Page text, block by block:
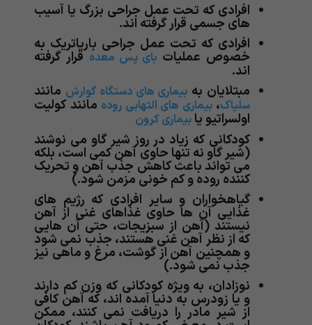
افرادی که تحت عمل جراحی بزرگ یا آسیب
های جسمی قرار گرفته اند.
افرادی که تحت عمل جراحی باریاتریک به
خصوص عملیات بای پس معده قرار گرفته
اند.
مبتلایان به بیماری های دستگاه گوارش مانند
سلیاک،بیماری های التهابی روده مانند کولیت
اولسراتیو یا بیماری کرون
کودکانی که زیاد در روز شیر گاو می نوشند
(شیر گاو نه تنها حاوی آهن کمی است، بلکه
می تواند باعث کاهش جذب آهن و تحریک
کننده روده و کم خونی مزمن شود.)
گیاهخواران و سایر افرادی که رژیم های
غذایی آن ها حاوی غذاهای غنی از آهن
نیستند (آهن از سبزیجات، حتی آن هایی
که از نظر آهن غنی هستند، جذب نمی شود
و همچنین آهن از گوشت، مرغ و ماهی نیز
جذب نمی شود.)
نوزادان، به ویژه کودکانی که وزن کم دارند
و یا زودرس به دنیا آمده اند، که آهن کافی
از شیر مادر را دریافت نمی کنند، ممکن